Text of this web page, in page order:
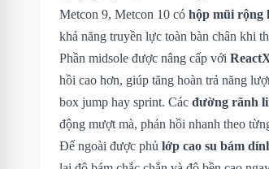
Metcon 9, Metcon 10 có hộp mũi rộng
khả năng truyền lực toàn bàn chân khi
Phần midsole được nâng cấp với
hồi cao hơn, giúp tăng hoàn trả năng
box jump hay sprint. Các đường rãnh
động mượt mà, phản hồi nhanh theo
Đế ngoài được phủ lớp cao su bám